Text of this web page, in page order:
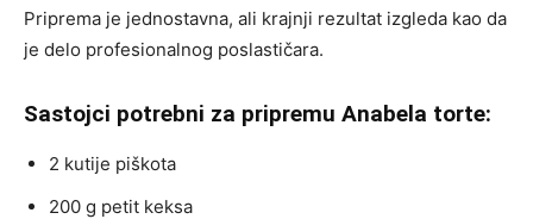
Priprema je jednostavna, ali krajnji rezultat izgleda kao da
je delo profesionalnog poslastičara.
Sastojci potrebni za pripremu Anabela torte:
2 kutije piškota
200 g petit keksa